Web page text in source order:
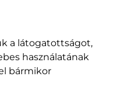
a látogatottságot,
használatának
bármikor